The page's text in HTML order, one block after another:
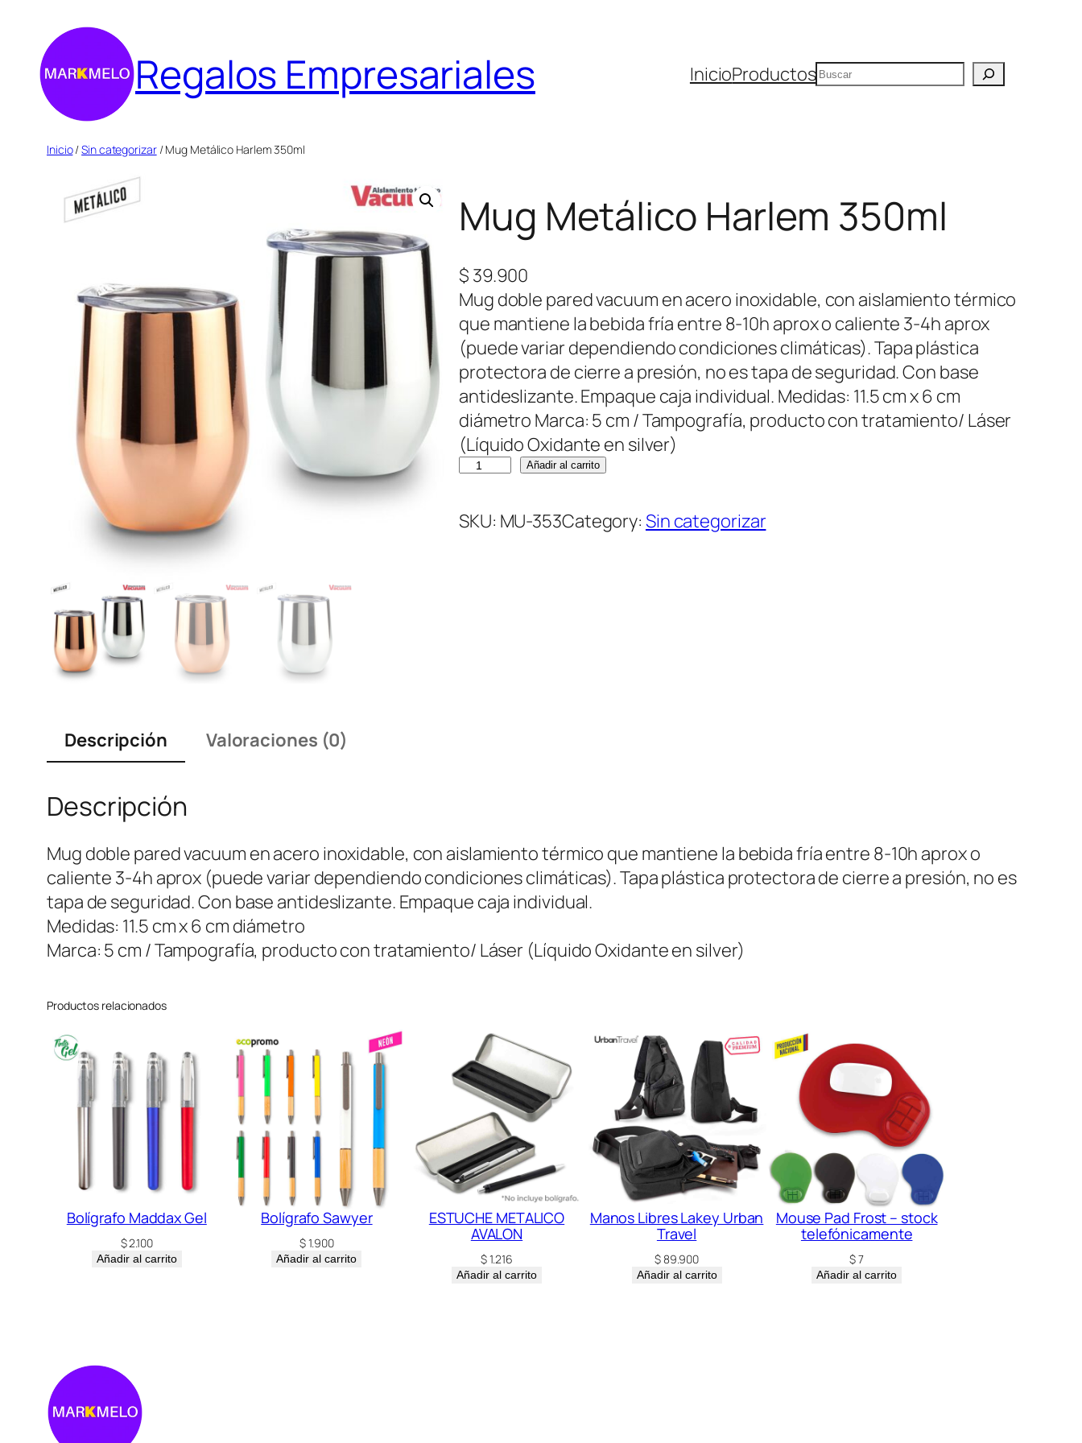
contenido
Regalos Empresariales InicioProductosBuscar
Inicio/Sin categorizar/ Mug Metálico Harlem 350ml
Mug Metálico Harlem 350ml
$ 39.900
Mug doble pared vacuum en acero inoxidable, con aislamiento térmico
que mantiene la bebida fría entre 8-10h aprox o caliente 3-4h aprox
(puede variar dependiendo condiciones climáticas). Tapa plástica
protectora de cierre a presión, no es tapa de seguridad. Con base
antideslizante. Empaque caja individual. Medidas: 11.5 cm x 6 cm
diámetro Marca: 5 cm / Tampografía, producto con tratamiento/ Láser
(Líquido Oxidante en silver)
M
g
m
3
5
m
t
i
d
a
d
Añadir al carrito
SKU: MU-353Category: Sin categorizar
Descripción Valoraciones (0)
Descripción
Mug doble pared vacuum en acero inoxidable, con aislamiento térmico que mantiene la bebida fría entre 8-10h aprox o
caliente 3-4h aprox (puede variar dependiendo condiciones climáticas). Tapa plástica protectora de cierre a presión, no es
tapa de seguridad. Con base antideslizante. Empaque caja individual.
Medidas: 11.5 cm x 6 cm diámetro
Marca: 5 cm / Tampografía, producto con tratamiento/ Láser (Líquido Oxidante en silver)
Productos relacionados
Bolígrafo Maddax Gel
$2.100
Añadir al carrito
Bolígrafo Sawyer
$1.900
Añadir al carrito
ESTUCHE METALICO
AVALON
$1.216
Añadir al carrito
Manos Libres Lakey Urban
Travel
$89.900
Añadir al carrito
Mouse Pad Frost – stock
telefónicamente
$7
Añadir al carrito